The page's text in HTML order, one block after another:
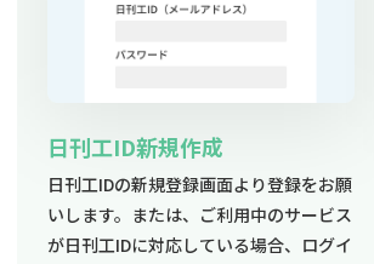
日刊工ID新規作成
日刊工IDの新規登録画面より登録をお願
いします。または、ご利用中のサービス
が日刊工IDに対応している場合、ログイ